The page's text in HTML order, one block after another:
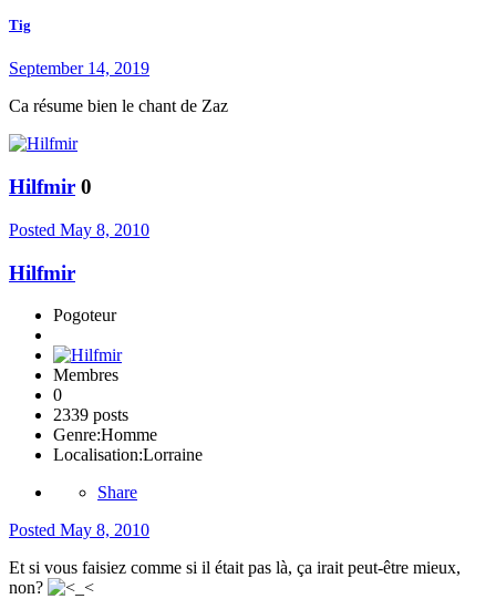
Tig
September 14, 2019
Ca résume bien le chant de Zaz
Hilfmir 0
Posted May 8, 2010
Hilfmir
Pogoteur
Membres
0
2339 posts
Genre:Homme
Localisation:Lorraine
Share
Posted May 8, 2010
Et si vous faisiez comme si il était pas là, ça irait peut-être mieux,
non?